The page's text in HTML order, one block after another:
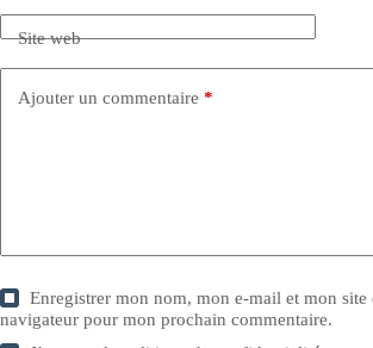
Site web
Ajouter un commentaire *
Enregistrer mon nom, mon e-mail et mon site
navigateur pour mon prochain commentaire.